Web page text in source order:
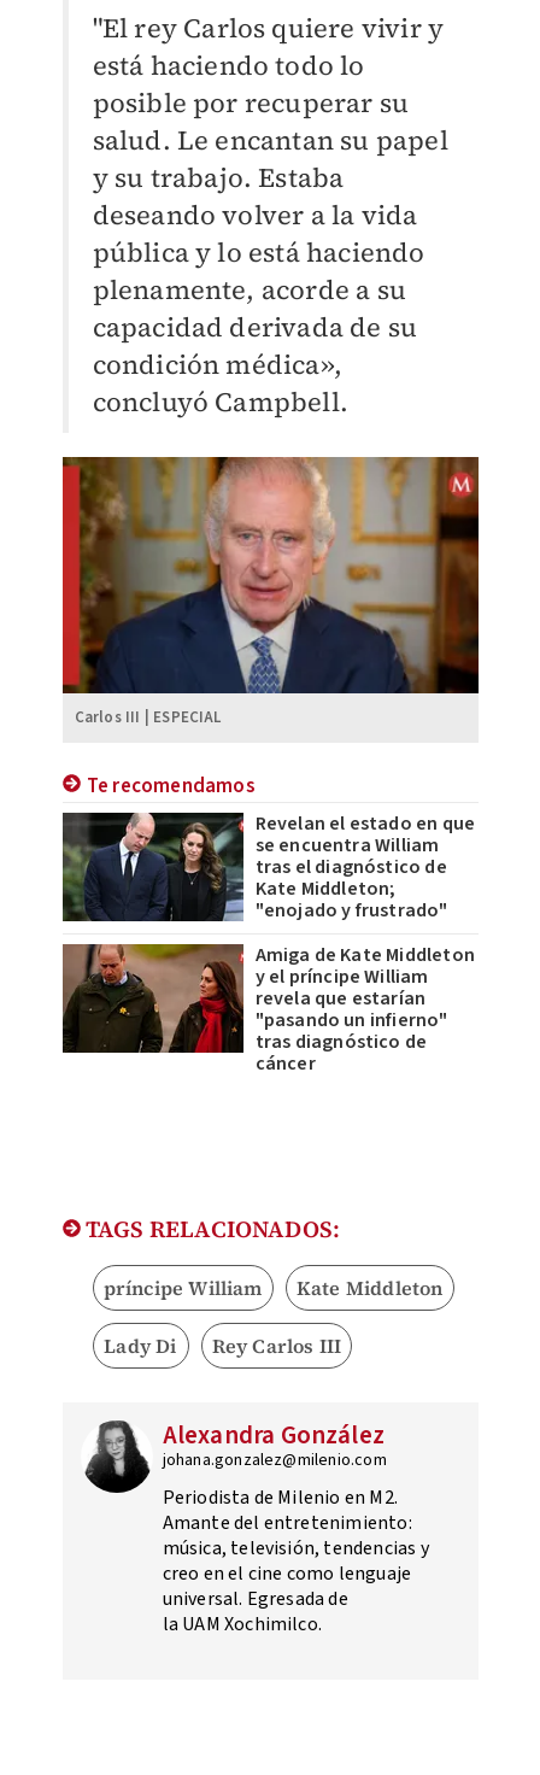
"El rey Carlos quiere vivir y
está haciendo todo lo
posible por recuperar su
salud. Le encantan su papel
y su trabajo. Estaba
deseando volver a la vida
pública y lo está haciendo
plenamente, acorde a su
capacidad derivada de su
condición médica»,
concluyó Campbell.
Carlos III | ESPECIAL
Te recomendamos
Revelan el estado en que
se encuentra William
tras el diagnóstico de
Kate Middleton;
"enojado y frustrado"
Amiga de Kate Middleton
y el príncipe William
revela que estarían
"pasando un infierno"
tras diagnóstico de
cáncer
TAGS RELACIONADOS:
príncipe William Kate Middleton
Lady Di Rey Carlos III
Alexandra González
johana.gonzalez@milenio.com
Periodista de Milenio en M2.
Amante del entretenimiento:
música, televisión, tendencias y
creo en el cine como lenguaje
universal. Egresada de
la UAM Xochimilco.